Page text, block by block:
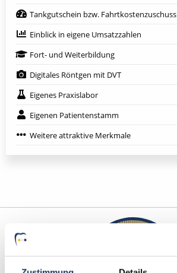
Tankgutschein bzw. Fahrtkostenzuschuss
Einblick in eigene Umsatzzahlen
Fort- und Weiterbildung
Digitales Röntgen mit DVT
Eigenes Praxislabor
Eigenen Patientenstamm
Weitere attraktive Merkmale